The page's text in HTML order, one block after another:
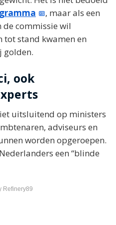
, maar als een
de commissie wil
tot stand kwamen en
golden.
ook
uitsluitend op ministers
adviseurs en
worden opgeroepen.
een “blinde
Refinery89